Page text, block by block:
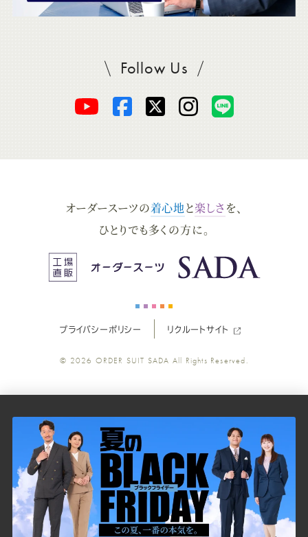
Follow UsSADAをフォロー
オ
ー
ス
ツ
の
公
式
オ
ー
ス
ー
の
公
式
オ
ー
ス
ー
ツ
の
公
式
オ
ー
ス
ツ
の
公
式
ス
ツ
の
公
式
オーダースーツの着心地と楽しさ を、
ひとりでも多くの方に。
プライバシーポリシー リクルートサイト
© 2026 ORDER SUIT SADA All Rights Reserved.